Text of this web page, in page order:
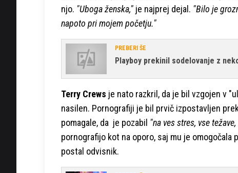
njo. "Uboga ženska," je najprej dejal. "Bilo je
napoto pri mojem početju."
PREBERI ŠE
Playboy prekinil sodelovanje z
Terry Crews je nato razkril, da je bil vzgojen v
nasilen. Pornografiji je bil prvič izpostavljen
pomagale, da je pozabil "na ves stres, vse težave,
pornografijo kot na oporo, saj mu je
postal odvisnik.